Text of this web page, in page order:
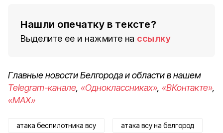
Нашли опечатку в тексте?
Выделите ее и нажмите на ссылку
Главные новости Белгорода и области в нашем
Telegram-канале, «Одноклассниках», «ВКонтакте»,
«MAX»
атака беспилотника всу атака всу на белгород